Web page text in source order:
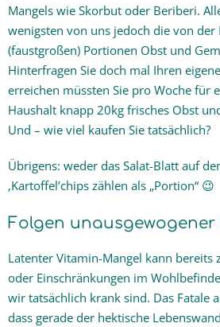
Mangels wie Skorbut oder Beriberi.
wenigsten von uns jedoch die von der
(faustgroßen) Portionen Obst und
Hinterfragen Sie doch mal Ihren
erreichen müssten Sie pro Woche für
Haushalt knapp 20kg frisches Obst
Und – wie viel kaufen Sie tatsächlich?
Übrigens: weder das Salat-Blatt auf
‚Kartoffel’chips zählen als „Portion“ 😉
Folgen
Latenter Vitamin-Mangel kann bereits
oder Einschränkungen im
wir tatsächlich krank sind. Das Fatale
dass gerade der hektische